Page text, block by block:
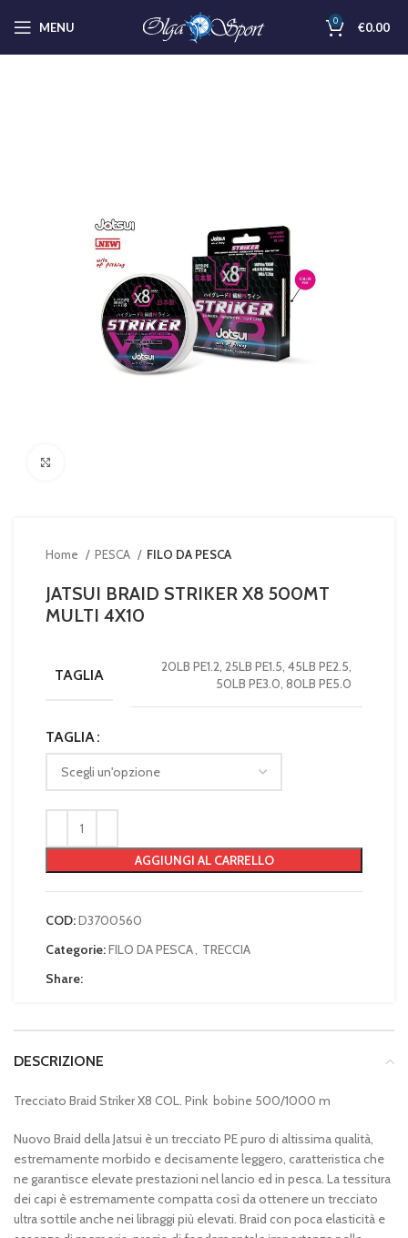
MENU 0 €0.00
Home PESCA FILO DA PESCA
JATSUI BRAID STRIKER X8 500MT
MULTI 4X10
TAGLIA
20LB PE1.2, 25LB PE1.5, 45LB PE2.5,
50LB PE3.0, 80LB PE5.0
TAGLIA
AGGIUNGI AL CARRELLO
COD:D3700560
Categorie:FILO DA PESCA, TRECCIA
Share:
DESCRIZIONE
Trecciato Braid Striker X8 COL. Pink bobine 500/1000 m
Nuovo Braid della Jatsui è un trecciato PE puro di altissima qualità,
estremamente morbido e decisamente leggero, caratteristica che
ne garantisce elevate prestazioni nel lancio ed in pesca. La tessitura
dei capi è estremamente compatta così da ottenere un trecciato
ultra sottile anche nei libraggi più elevati. Braid con poca elasticità e